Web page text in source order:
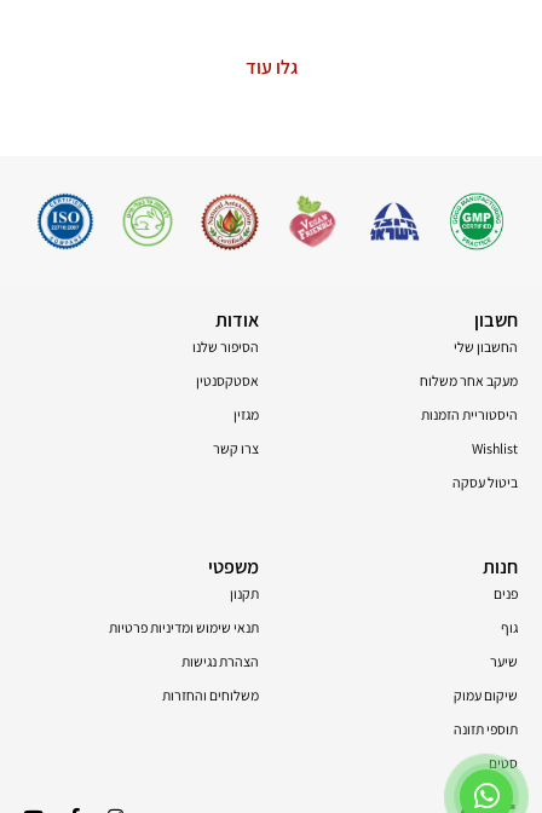
גלו עוד
חשבון
החשבון שלי
מעקב אחר משלוח
היסטוריית הזמנות
Wishlist
ביטול עסקה
אודות
הסיפור שלנו
אסטקסנטין
מגזין
צרו קשר
חנות
פנים
גוף
שיער
שיקום עמוק
תוספי תזונה
סטים
משפטי
תקנון
תנאי שימוש ומדיניות פרטיות
הצהרת נגישות
משלוחים והחזרות